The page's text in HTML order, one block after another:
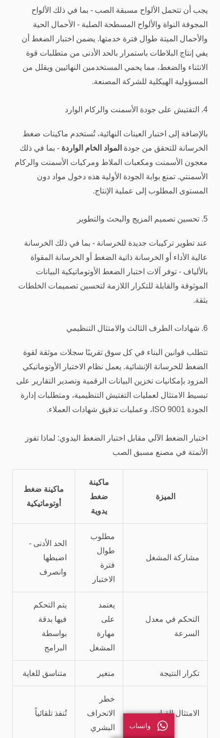
يجب أن تتحمل الألواح مسبقة الصب - بما في ذلك الألواح
المجوفة النواة والألواح المسطحة الصلبة - الأحمال الحية
والأحمال الميتة طوال فترة خدمتها. يضمن اختبار الضغط أن
يفي إنتاج البلاطات باستمرار بالحد الأدنى من متطلبات قوة
الانثناء والضغط، مما يحمي المستخدمين النهائيين ويقلل من
المسؤولية الهيكلية للشركة المصنعة.
4. التفتيش على جودة الأسمنت والركام الوارد
بالإضافة إلى اختبار العينات النهائية، تُستخدم ماكينات ضغط
الخرسانة للتحقق من جودة المواد الخام الواردة - بما في ذلك
معجون الأسمنت ومكعبات الملاط ومركبات الأسمنت والركام
الأسمنتي. تمنع بوابة الجودة الأولية هذه دخول مواد دون
المستوى المطلوب إلى عملية الإنتاج.
5. تحسين تصميم المزيج والبحث والتطوير
عند تطوير تركيبات جديدة للخرسانة - بما في ذلك الخرسانة
عالية الأداء أو الخرسانة ذاتية الضغط أو الخرسانة المقواة
بالألياف - توفر آلات اختبار الضغط الأوتوماتيكية البيانات
الموثوقة والقابلة للتكرار اللازمة لتحسين تصميمات الخلطات
بثقة.
6. شهادات الطرف الثالث والامتثال التنظيمي
تتطلب قوانين البناء في كل سوق تقريبًا سجلات موثقة لقوة
الضغط للخرسانة الإنشائية. يعمل نظام الاختبار الأوتوماتيكي
المزود بإمكانيات تخزين البيانات الرقمية وتصدير التقارير على
تبسيط الامتثال لعمليات التفتيش التنظيمية، ومتطلبات إدارة
الجودة ISO 9001، وعمليات تدقيق شهادات العملاء.
اختبار الضغط الآلي مقابل اختبار الضغط اليدوي: لماذا تفوز
الأتمتة في مصنع مسبق الصب
الميزة
ماكينة
ضغط
يدوية
ماكينة ضغط
أوتوماتيكية
مشاركة المشغل
مطلوب
طوال
فترة
الاختبار
الحد الأدنى -
اضبطها
وانصرف
التحكم في معدل
السرعة
يعتمد
على
مهارة
المشغل
يتم التحكم
فيها بدقة
بواسطة
البرامج
تكرار النتيجة متغير متناسق للغاية
الامتثال القياسي
خطر
الانحراف
البشري
تُنفذ تلقائياً
واتساب